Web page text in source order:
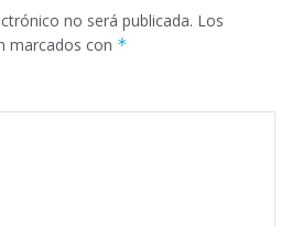
no será publicada. Los
marcados con *